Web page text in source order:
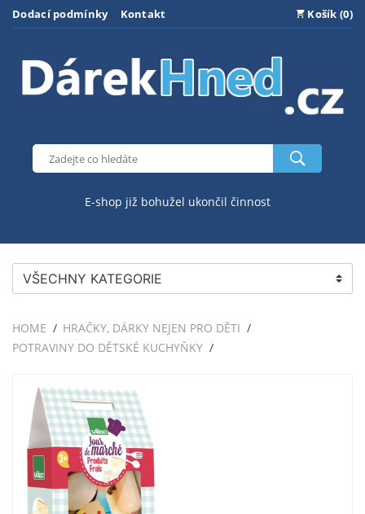
Dodací podmínky Kontakt Košík (0)
E-shop již bohužel ukončil činnost
VŠECHNY KATEGORIE
HOME
HRAČKY, DÁRKY NEJEN PRO DĚTI
POTRAVINY DO DĚTSKÉ KUCHYŇKY